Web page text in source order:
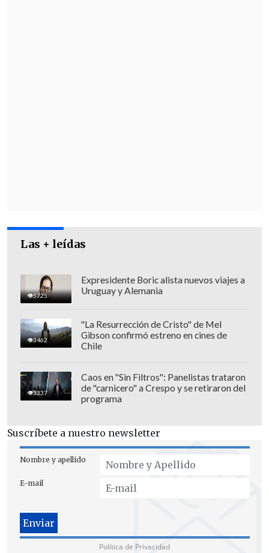
Las + leídas
5725
Expresidente Boric alista nuevos viajes a
Uruguay y Alemania
3462
"La Resurrección de Cristo" de Mel
Gibson confirmó estreno en cines de
Chile
3337
Caos en "Sin Filtros": Panelistas trataron
de "carnicero" a Crespo y se retiraron del
programa
Suscríbete a nuestro newsletter
Nombre y apellido
E-mail
Política de Privacidad